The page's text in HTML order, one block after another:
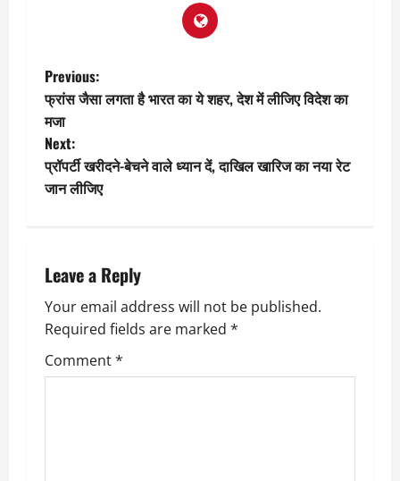
P
o
s
t
a
v
i
g
Previous:
फ्रांस जैसा लगता है भारत का ये शहर, देश में लीजिए विदेश का
मजा
Next:
प्रॉपर्टी खरीदने-बेचने वाले ध्यान दें, दाखिल खारिज का नया रेट
जान लीजिए
Leave a Reply
Your email address will not be published.
Required fields are marked *
Comment*